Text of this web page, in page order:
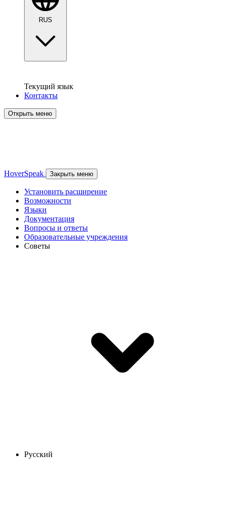
RUS
Текущий язык
Контакты
Открыть меню
HoverSpeak Закрыть меню
Установить расширение
Возможности
Языки
Документация
Вопросы и ответы
Образовательные учреждения
Советы
Русский